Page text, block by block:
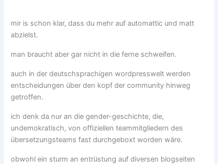
mir is schon klar, dass du mehr auf automattic und matt
abzielst.
man braucht aber gar nicht in die ferne schweifen.
auch in der deutschsprachigen wordpresswelt werden
entscheidungen über den kopf der community hinweg
getroffen.
ich denk da nur an die gender-geschichte, die,
undemokratisch, von offiziellen teammitgliedern des
übersetzungsteams fast durchgeboxt worden wäre.
obwohl ein sturm an entrüstung auf diversen blogseiten